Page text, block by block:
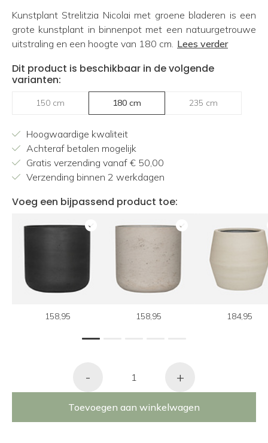
Kunstplant Strelitzia Nicolai met groene bladeren is een
grote kunstplant in binnenpot met een natuurgetrouwe
uitstraling en een hoogte van 180 cm. Lees verder
Dit product is beschikbaar in de volgende
varianten:
150 cm 180 cm 235 cm
Hoogwaardige kwaliteit
Achteraf betalen mogelijk
Gratis verzending vanaf € 50,00
Verzending binnen 2 werkdagen
Voeg een bijpassend product toe:
158,95 158,95 184,95
1
- +
Toevoegen aan winkelwagen